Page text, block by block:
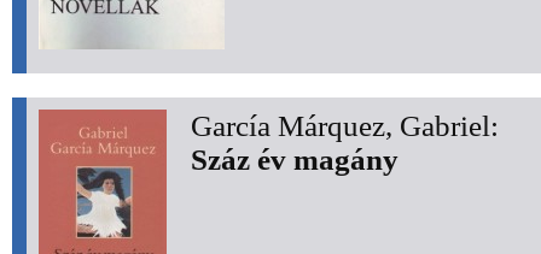
García Márquez, Gabriel:
Száz év magány